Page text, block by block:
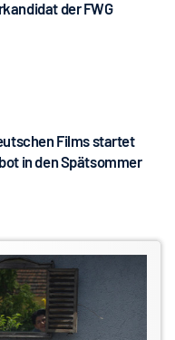
der FWG
Films startet
in den Spätsommer